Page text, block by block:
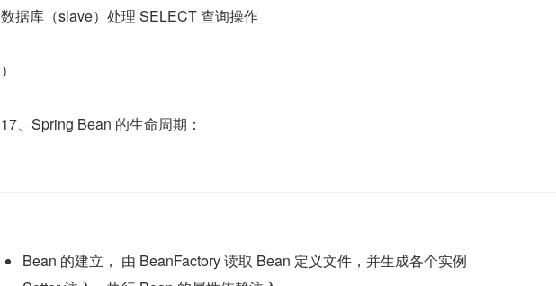
数据库（slave）处理 SELECT 查询操作
）
17、Spring Bean 的生命周期：
Bean 的建立， 由 BeanFactory 读取 Bean 定义文件，并生成各个实例